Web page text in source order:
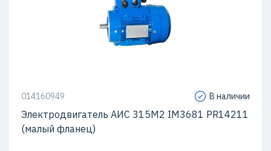
014160949 В наличии
Электродвигатель АИС 315М2 IM3681 PR14211
(малый фланец)